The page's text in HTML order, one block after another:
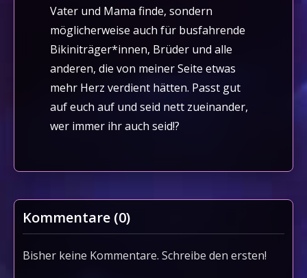
Vater und Mama finde, sondern
möglicherweise auch für busfahrende
Bikiniträger*innen, Brüder und alle
anderen, die von meiner Seite etwas
mehr Herz verdient hätten. Passt gut
auf euch auf und seid nett zueinander,
wer immer ihr auch seid!?
Kommentare (0)
Bisher keine Kommentare. Schreibe den ersten!